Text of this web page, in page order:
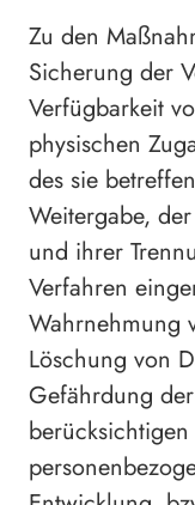
Zu den
Sicherung der
Verfügbarkeit
physischen
des sie
Weitergabe,
und ihrer
Verfahren
Wahrnehmung
Löschung von
Gefährdung